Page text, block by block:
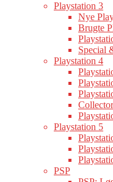
Playstation 3
Nye
Brugte
Special
Playstation 4
Playstation 5
PSP